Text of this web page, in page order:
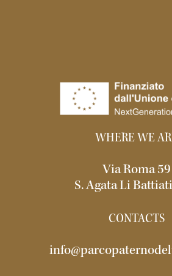
WHERE WE
Via Roma 59
S. Agata Li
CONTACTS